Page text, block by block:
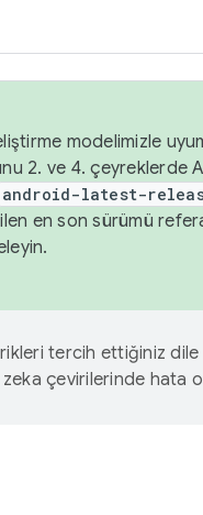
modelimizle
2. ve 4. çeyreklerde
android-latest-
en son sürümü
tercih ettiğiniz
çevirilerinde hata